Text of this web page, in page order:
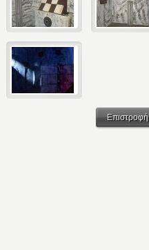
Επιστροφή